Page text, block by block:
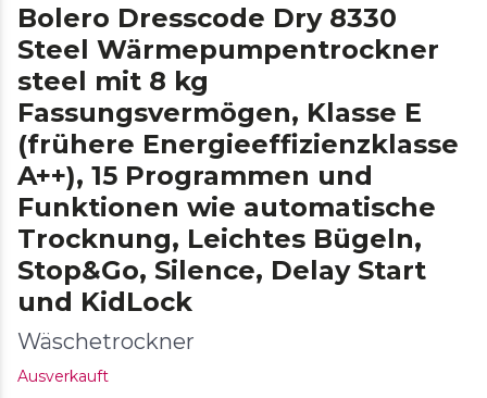
Bolero Dresscode Dry 8330
Steel Wärmepumpentrockner
steel mit 8 kg
Fassungsvermögen, Klasse E
(frühere Energieeffizienzklasse
A++), 15 Programmen und
Funktionen wie automatische
Trocknung, Leichtes Bügeln,
Stop&Go, Silence, Delay Start
und KidLock
Wäschetrockner
Ausverkauft